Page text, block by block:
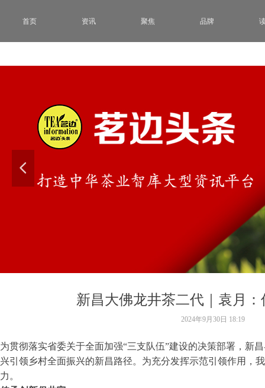
넳
首页 资讯 聚焦 品牌
新昌大佛龙井茶二代｜袁月
为贯彻落实省委关于全面加强“三支队伍”建设的决策部署，新
兴引领乡村全面振兴的新昌路径。为充分发挥示范引领作用，
力。
2024年9月30日 18:19